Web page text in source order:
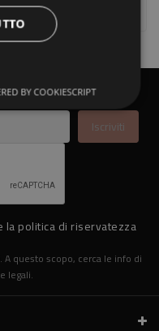
Articoli
la politica di riservatezza
questo scopo, cerca le info di
legali.
BY COOKIESCRIPT